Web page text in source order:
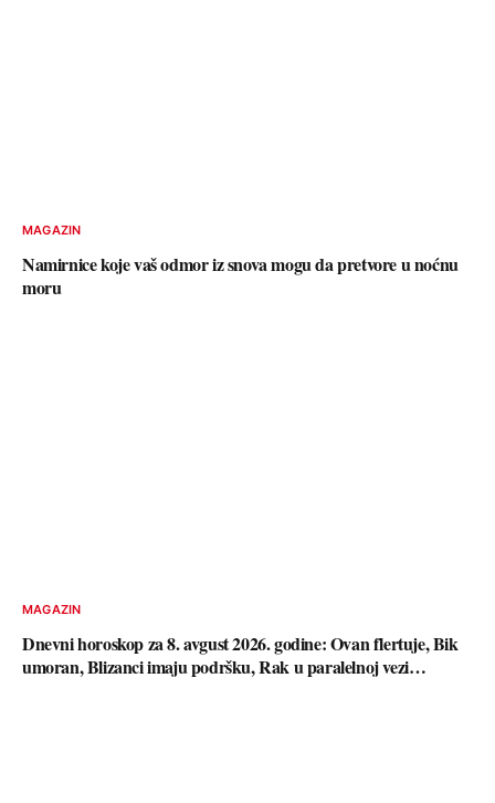
MAGAZIN
Namirnice koje vaš odmor iz snova mogu da pretvore u noćnu
moru
MAGAZIN
Dnevni horoskop za 8. avgust 2026. godine: Ovan flertuje, Bik
umoran, Blizanci imaju podršku, Rak u paralelnoj vezi…